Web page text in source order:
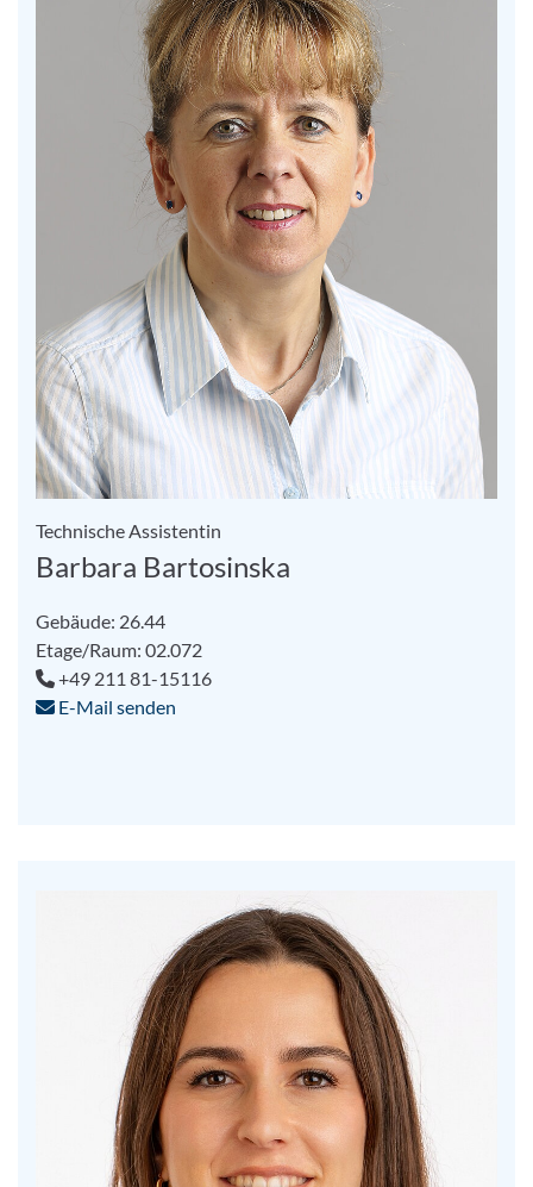
Technische Assistentin
Barbara Bartosinska
Gebäude: 26.44
Etage/Raum: 02.072
+49 211 81-15116
E-Mail senden